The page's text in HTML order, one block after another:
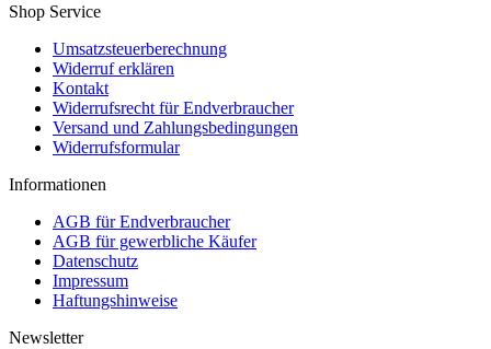
Shop Service
Umsatzsteuerberechnung
Widerruf erklären
Kontakt
Widerrufsrecht für Endverbraucher
Versand und Zahlungsbedingungen
Widerrufsformular
Informationen
AGB für Endverbraucher
AGB für gewerbliche Käufer
Datenschutz
Impressum
Haftungshinweise
Newsletter